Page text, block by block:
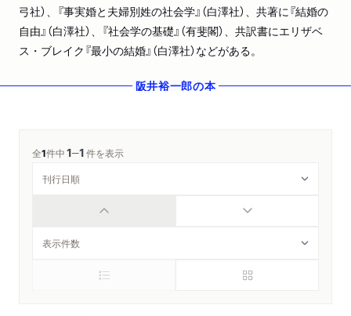
弓社）、『事実婚と夫婦別姓の社会学』（白澤社）、共著に『結婚の
自由』（白澤社）、『社会学の基礎』（有斐閣）、共訳書にエリザベ
ス・ブレイク『最小の結婚』（白澤社）などがある。
阪井裕一郎の本
全1件中1─1件を表示